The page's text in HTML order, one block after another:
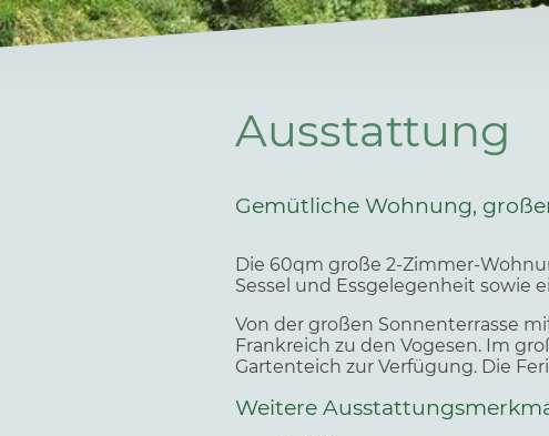
Ausstattung
Gemütliche Wohnung,
Die 60qm große 2-Zimmer-
Sessel und Essgelegenheit sowie
Von der großen Sonnenterrasse
Frankreich zu den Vogesen. Im
Gartenteich zur Verfügung. Die
Weitere